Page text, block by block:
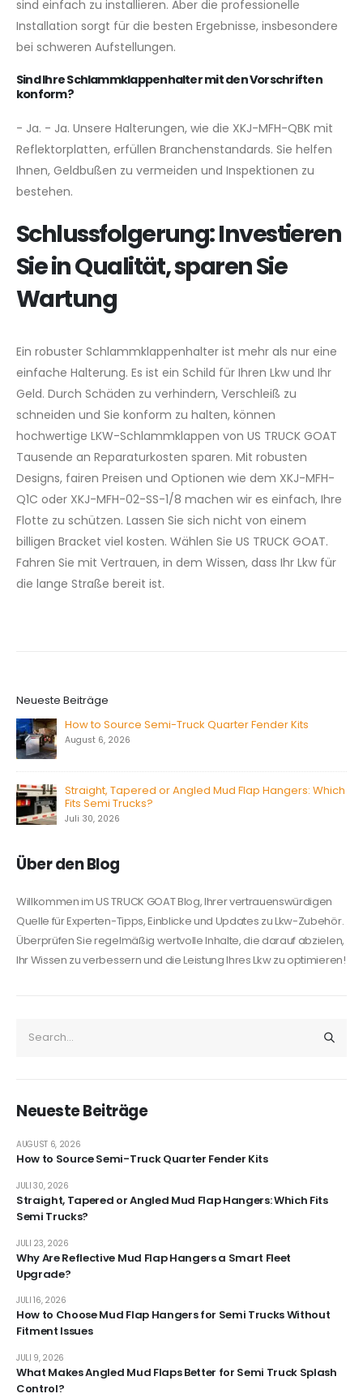
sind einfach zu installieren. Aber die professionelle
Installation sorgt für die besten Ergebnisse, insbesondere
bei schweren Aufstellungen.
Sind Ihre Schlammklappenhalter mit den Vorschriften
konform?
- Ja. - Ja. Unsere Halterungen, wie die XKJ-MFH-QBK mit
Reflektorplatten, erfüllen Branchenstandards. Sie helfen
Ihnen, Geldbußen zu vermeiden und Inspektionen zu
bestehen.
Schlussfolgerung: Investieren
Sie in Qualität, sparen Sie
Wartung
Ein robuster Schlammklappenhalter ist mehr als nur eine
einfache Halterung. Es ist ein Schild für Ihren Lkw und Ihr
Geld. Durch Schäden zu verhindern, Verschleiß zu
schneiden und Sie konform zu halten, können
hochwertige LKW-Schlammklappen von US TRUCK GOAT
Tausende an Reparaturkosten sparen. Mit robusten
Designs, fairen Preisen und Optionen wie dem XKJ-MFH-
Q1C oder XKJ-MFH-02-SS-1/8 machen wir es einfach, Ihre
Flotte zu schützen. Lassen Sie sich nicht von einem
billigen Bracket viel kosten. Wählen Sie US TRUCK GOAT.
Fahren Sie mit Vertrauen, in dem Wissen, dass Ihr Lkw für
die lange Straße bereit ist.
Neueste Beiträge
How to Source Semi-Truck Quarter Fender Kits
August 6, 2026
Straight, Tapered or Angled Mud Flap Hangers: Which
Fits Semi Trucks?
Juli 30, 2026
Über den Blog
Willkommen im US TRUCK GOAT Blog, Ihrer vertrauenswürdigen
Quelle für Experten-Tipps, Einblicke und Updates zu Lkw-Zubehör.
Überprüfen Sie regelmäßig wertvolle Inhalte, die darauf abzielen,
Ihr Wissen zu verbessern und die Leistung Ihres Lkw zu optimieren!
Neueste Beiträge
How to Source Semi-Truck Quarter Fender Kits
AUGUST 6, 2026
Straight, Tapered or Angled Mud Flap Hangers: Which Fits
Semi Trucks?
JULI 30, 2026
Why Are Reflective Mud Flap Hangers a Smart Fleet
Upgrade?
JULI 23, 2026
How to Choose Mud Flap Hangers for Semi Trucks Without
Fitment Issues
JULI 16, 2026
What Makes Angled Mud Flaps Better for Semi Truck Splash
Control?
JULI 9, 2026